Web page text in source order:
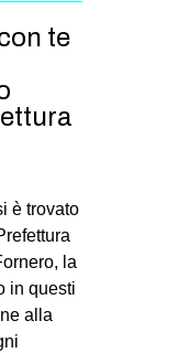
te
è trovato
la
in questi
alla